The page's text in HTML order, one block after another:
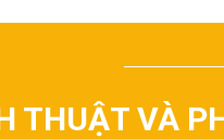
THUẬT VÀ